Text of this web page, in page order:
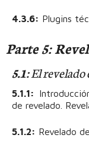
4.3.6: Plugins
Parte 5:
5.1:El revelado
5.1.1:
de revelado.
5.1.2: Revelado